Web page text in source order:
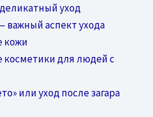
уход
важный аспект ухода
кожи
косметики для людей с
или уход после загара